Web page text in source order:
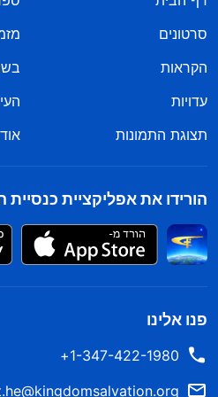
סרטונים
הקראות
עדויות
תצוגת התמונות
הורידו את אפליקציית כנסיית
פנו אלינו
1-347-422-1980+